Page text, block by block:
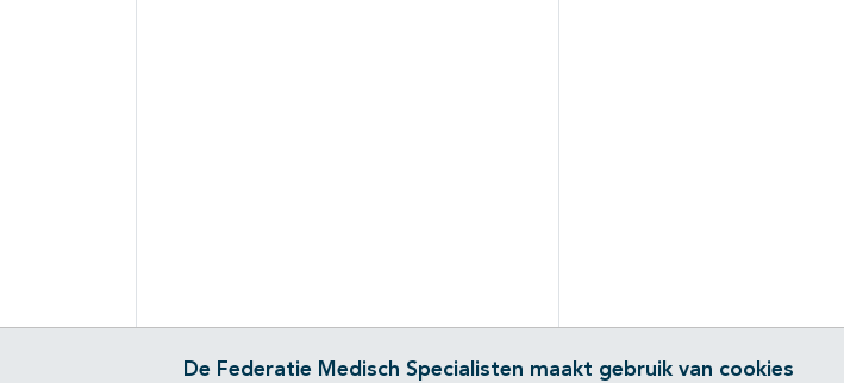
De Federatie Medisch Specialisten maakt gebruik van cookies